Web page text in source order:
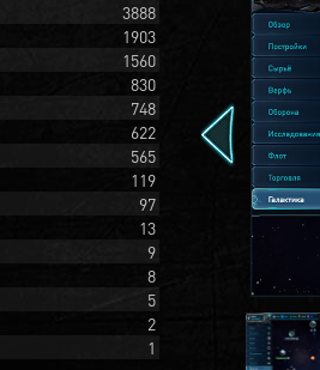
3888
1903
1560
830
748
622
565
119
97
13
9
8
5
2
1